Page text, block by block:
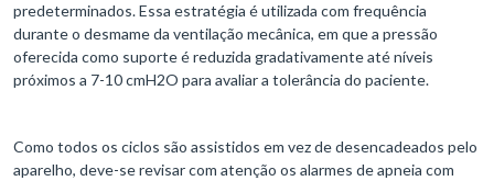
predeterminados. Essa estratégia é utilizada com frequência
durante o desmame da ventilação mecânica, em que a pressão
oferecida como suporte é reduzida gradativamente até níveis
próximos a 7-10 cmH2O para avaliar a tolerância do paciente.
Como todos os ciclos são assistidos em vez de desencadeados pelo
aparelho, deve-se revisar com atenção os alarmes de apneia com